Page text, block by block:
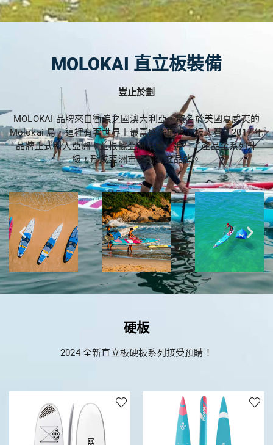
MOLOKAI 直立板裝備
豈止於劃
MOLOKAI 品牌來自衝浪之國澳大利亞，取名於美國夏威夷的
Molokai 島，這裡有著世界上最富盛名的直立板大賽。2017 年
品牌正式引入亞洲，並根據亞洲市場，進行了產品全系列升
級，形成亞洲市場的獨立品牌。
硬板
2024 全新直立板硬板系列接受預購！